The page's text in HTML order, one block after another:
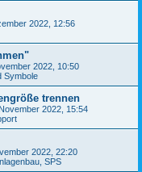
2022, 12:56
2022, 10:50
Symbole
trennen
2022, 15:54
2022, 22:20
SPS